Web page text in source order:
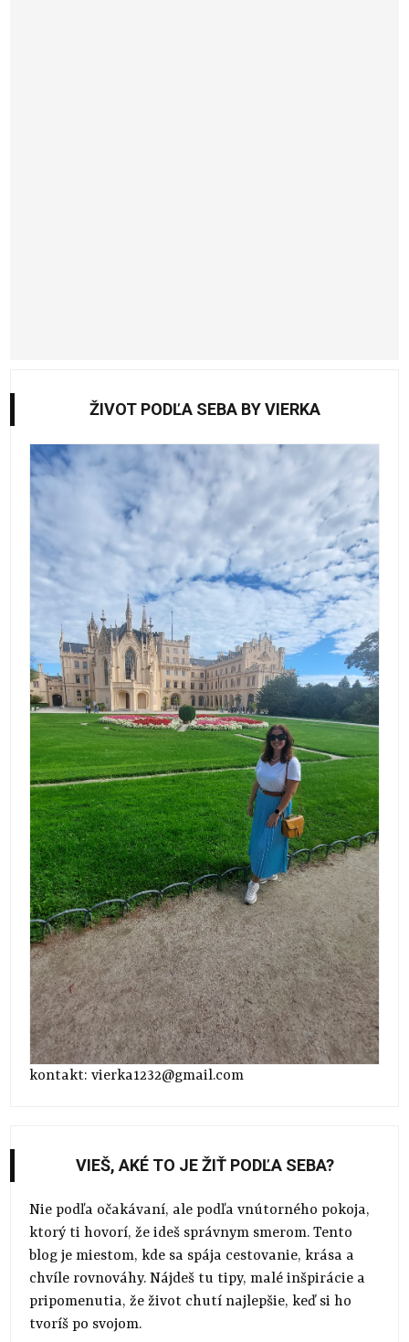
ŽIVOT PODĽA SEBA BY VIERKA
kontakt: vierka1232@gmail.com
VIEŠ, AKÉ TO JE ŽIŤ PODĽA SEBA?
Nie podľa očakávaní, ale podľa vnútorného pokoja,
ktorý ti hovorí, že ideš správnym smerom. Tento
blog je miestom, kde sa spája cestovanie, krása a
chvíle rovnováhy. Nájdeš tu tipy, malé inšpirácie a
pripomenutia, že život chutí najlepšie, keď si ho
tvoríš po svojom.